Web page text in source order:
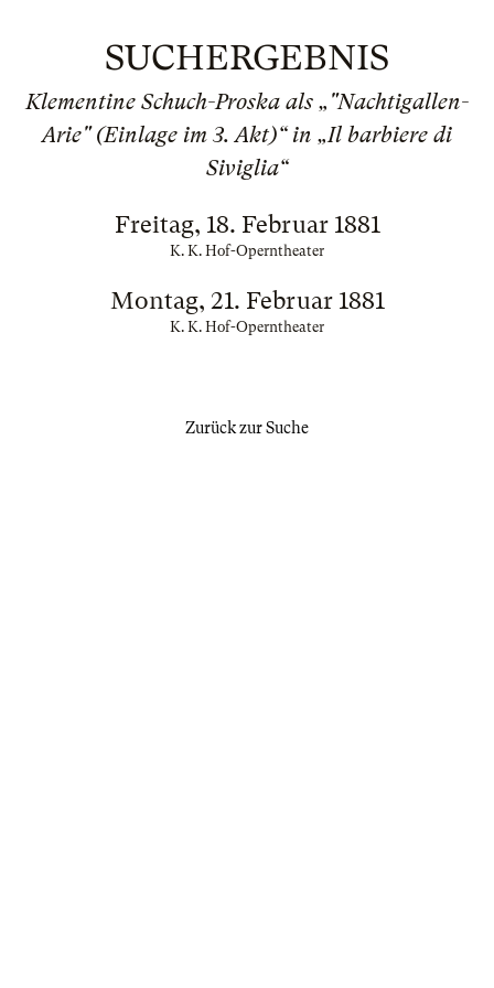
SUCHERGEBNIS
Klementine Schuch-Proska als „"Nachtigallen-
Arie" (Einlage im 3. Akt)“ in „Il barbiere di
Siviglia“
Freitag, 18. Februar 1881
K. K. Hof-Operntheater
Montag, 21. Februar 1881
K. K. Hof-Operntheater
Zurück zur Suche